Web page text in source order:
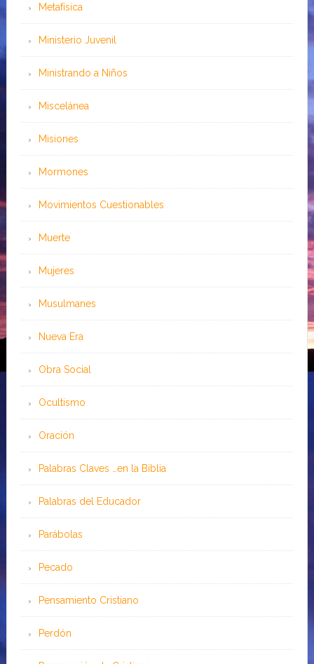
Metafísica
Ministerio Juvenil
Ministrando a Niños
Miscelánea
Misiones
Mormones
Movimientos Cuestionables
Muerte
Mujeres
Musulmanes
Nueva Era
Obra Social
Ocultismo
Oración
Palabras Claves …en la Biblia
Palabras del Educador
Parábolas
Pecado
Pensamiento Cristiano
Perdón